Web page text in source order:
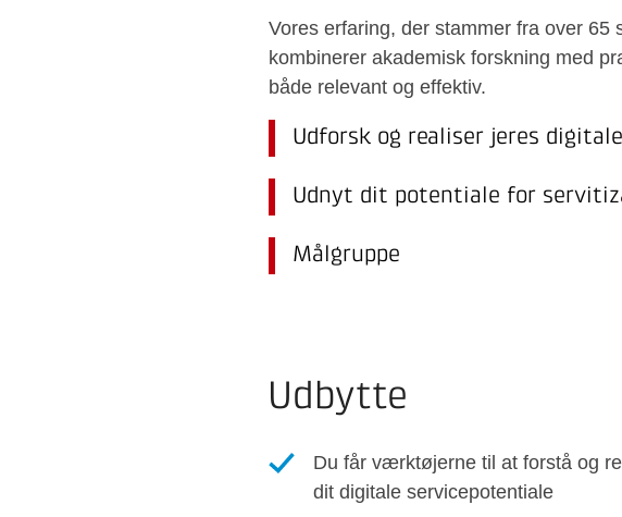
Vores erfaring, der stammer fra over
kombinerer akademisk forskning med
både relevant og effektiv.
Udforsk og realiser jeres
Udnyt dit potentiale for
Målgruppe
Udbytte
Du får værktøjerne til at forstå og
dit digitale servicepotentiale